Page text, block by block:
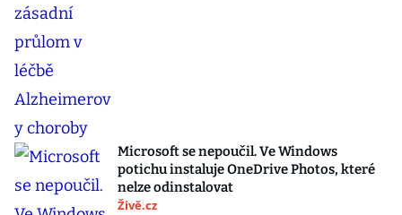
Microsoft se nepoučil. Ve Windows
potichu instaluje OneDrive Photos, které
nelze odinstalovat
Živě.cz